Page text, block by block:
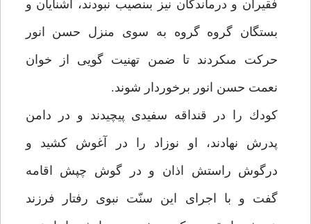
فقيران و درماندگان نيز بى‏نصيب نبودند، آشنايان و
بستگان گروه گروه به سوى منزل حسن انور
حركت مى‏كردند تا ضمن تهنيت گويى از خوان
نعمت حسن انور برخوردار شوند.
كودك را در قنداقه سفيدى پيچيدند و در دامن
پدرش نهادند، او نوزاد را در آغوش كشيد و
درگوش راستش اذان و در گوش چپش اقامه
گفت و با اجراى اين سنّت نبوى رفتار فرزند